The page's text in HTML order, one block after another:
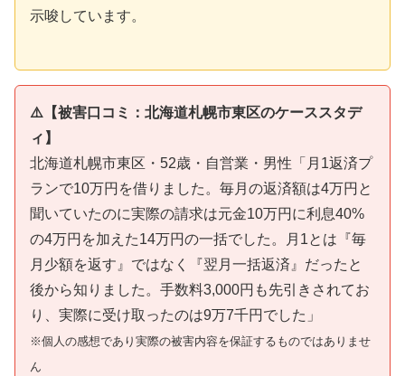
示唆しています。
⚠️【被害口コミ：北海道札幌市東区のケーススタデ
ィ】
北海道札幌市東区・52歳・自営業・男性「月1返済プ
ランで10万円を借りました。毎月の返済額は4万円と
聞いていたのに実際の請求は元金10万円に利息40%
の4万円を加えた14万円の一括でした。月1とは『毎
月少額を返す』ではなく『翌月一括返済』だったと
後から知りました。手数料3,000円も先引きされてお
り、実際に受け取ったのは9万7千円でした」
※個人の感想であり実際の被害内容を保証するものではありませ
ん